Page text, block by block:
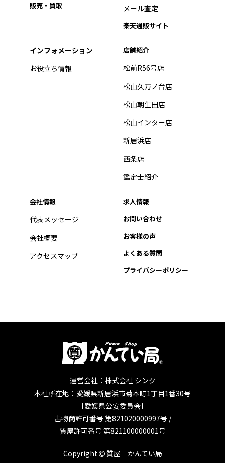
販売・買取
メール査定
楽天通販サイト
インフォメーション
お役立ち情報
店舗紹介
松前R56号店
松山久万ノ台店
松山朝生田店
松山インター店
新居浜店
西条店
鑑定士紹介
会社情報
代表メッセージ
会社概要
アクセスマップ
求人情報
お問い合わせ
お客様の声
よくある質問
プライバシーポリシー
運営会社：株式会社 シンク
本社所在地：愛媛県新居浜市菊本町1丁目1番30号
［愛媛県公安委員会］
古物商許可番号 第821020000997号 /
質屋許可番号 第821100000001号
Copyright
質屋 かんてい局